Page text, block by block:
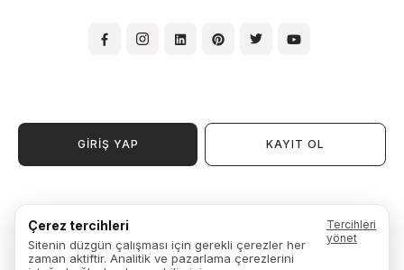
Çerez tercihleri
Sitenin düzgün çalışması için gerekli çerezler her
zaman aktiftir. Analitik ve pazarlama çerezlerini
Tercihleri
yönet
GİRİŞ YAP KAYIT OL
Garanti, İade ve Değişim